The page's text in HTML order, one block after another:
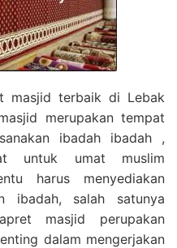
masjid terbaik di Lebak
merupakan tempat
ibadah ibadah ,
untuk umat muslim
harus menyediakan
ibadah, salah satunya
masjid perupakan
dalam mengerjakan